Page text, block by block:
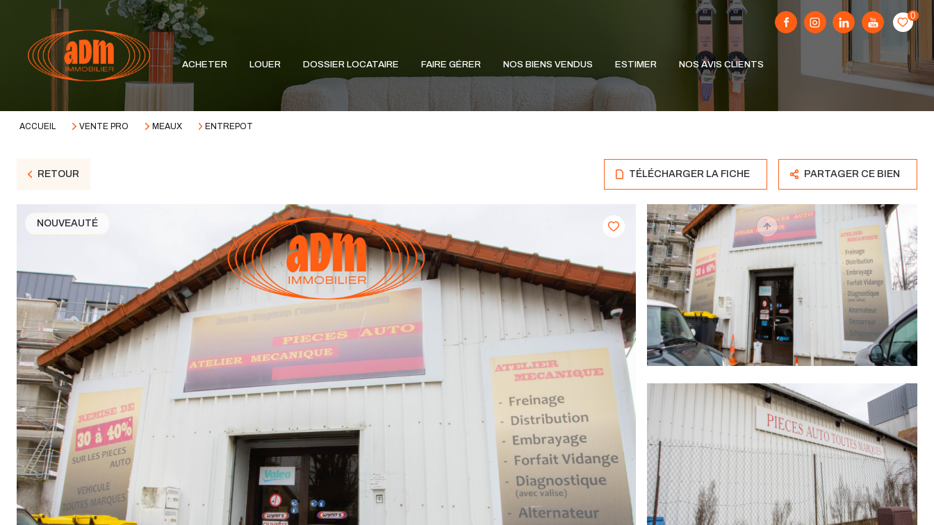
0
ACHETER LOUER DOSSIER LOCATAIRE FAIRE GÉRER NOS BIENS VENDUS ESTIMER NOS AVIS CLIENTS
ACCUEIL VENTE PRO MEAUX ENTREPOT
RETOUR TÉLÉCHARGER LA FICHE PARTAGER CE BIEN
NOUVEAUTÉ